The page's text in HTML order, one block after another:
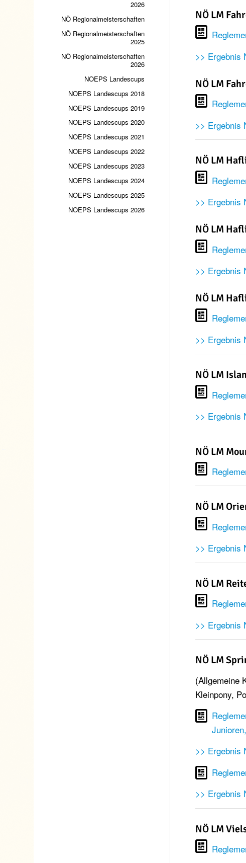
NÖ LM
>> Ergebnis
NÖ LM
>> Ergebnis
NÖ LM
>> Ergebnis
NÖ LM
>> Ergebnis
NÖ LM
>> Ergebnis
NÖ LM
>> Ergebnis
NÖ LM
NÖ LM
>> Ergebnis
NÖ LM
>> Ergebnis
NÖ LM
(Allgemeine
Kleinpony,
>> Ergebnis
>> Ergebnis
NÖ LM
2026
NÖ Regionalmeisterschaften
NÖ Regionalmeisterschaften
2025
NÖ Regionalmeisterschaften
2026
NOEPS Landescups
NOEPS Landescups 2018
NOEPS Landescups 2019
NOEPS Landescups 2020
NOEPS Landescups 2021
NOEPS Landescups 2022
NOEPS Landescups 2023
NOEPS Landescups 2024
NOEPS Landescups 2025
NOEPS Landescups 2026